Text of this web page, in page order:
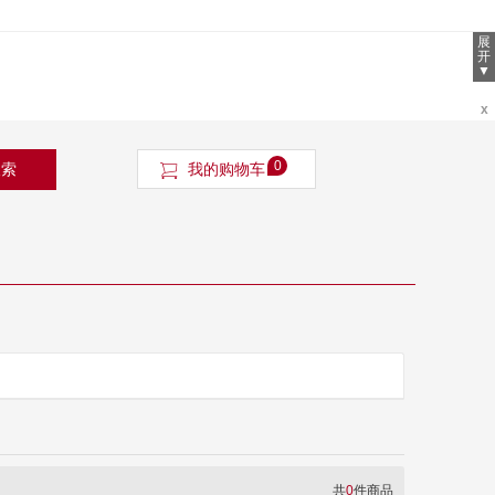
展
开
▼
x
0
我的购物车
共0件商品